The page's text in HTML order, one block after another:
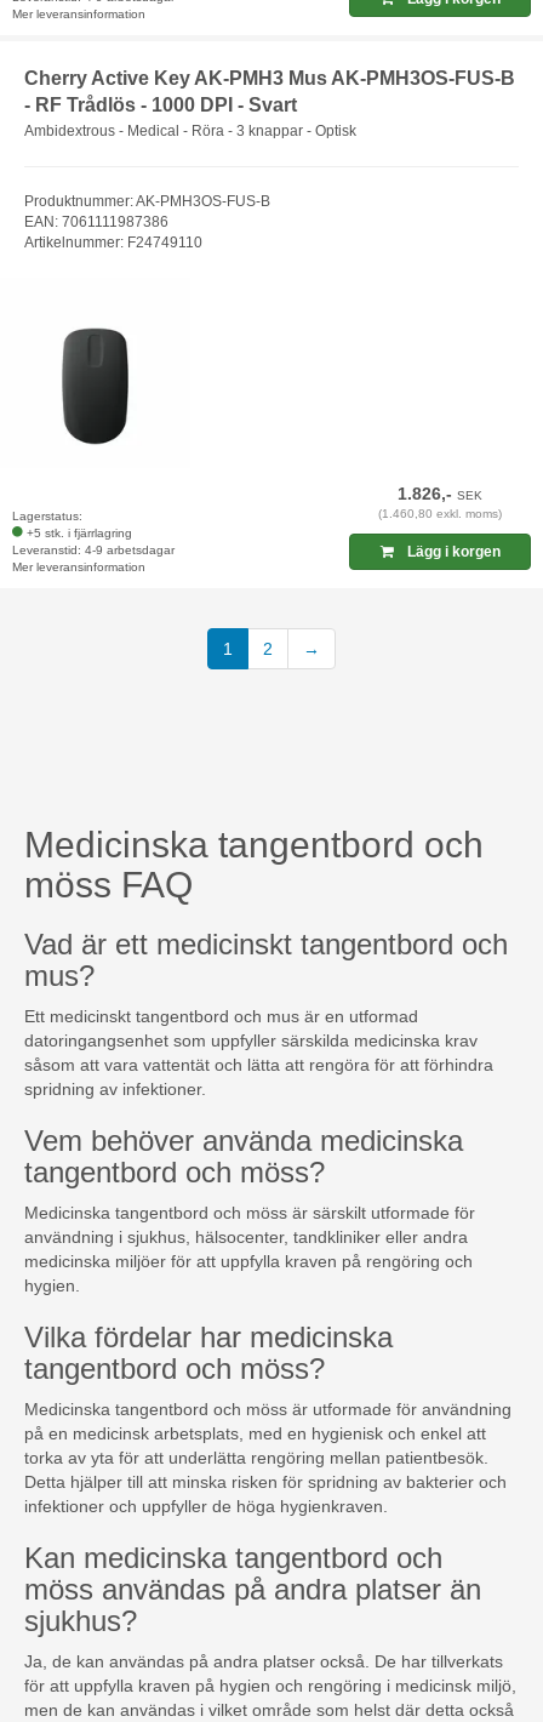
Mer leveransinformation
Cherry Active Key AK-PMH3 Mus AK-PMH3OS-FUS-B
- RF Trådlös - 1000 DPI - Svart
Ambidextrous - Medical - Röra - 3 knappar - Optisk
Produktnummer: AK-PMH3OS-FUS-B
EAN: 7061111987386
Artikelnummer: F24749110
Lagerstatus:
+5 stk. i fjärrlagring
Leveranstid: 4-9 arbetsdagar
Mer leveransinformation
1.826,-SEK
(1.460,80 exkl. moms)
Lägg i korgen
1 (current)
2 →
Medicinska tangentbord och
möss FAQ
Vad är ett medicinskt tangentbord och
mus?
Ett medicinskt tangentbord och mus är en utformad
datoringangsenhet som uppfyller särskilda medicinska krav
såsom att vara vattentät och lätta att rengöra för att förhindra
spridning av infektioner.
Vem behöver använda medicinska
tangentbord och möss?
Medicinska tangentbord och möss är särskilt utformade för
användning i sjukhus, hälsocenter, tandkliniker eller andra
medicinska miljöer för att uppfylla kraven på rengöring och
hygien.
Vilka fördelar har medicinska
tangentbord och möss?
Medicinska tangentbord och möss är utformade för användning
på en medicinsk arbetsplats, med en hygienisk och enkel att
torka av yta för att underlätta rengöring mellan patientbesök.
Detta hjälper till att minska risken för spridning av bakterier och
infektioner och uppfyller de höga hygienkraven.
Kan medicinska tangentbord och
möss användas på andra platser än
sjukhus?
Ja, de kan användas på andra platser också. De har tillverkats
för att uppfylla kraven på hygien och rengöring i medicinsk miljö,
men de kan användas i vilket område som helst där detta också